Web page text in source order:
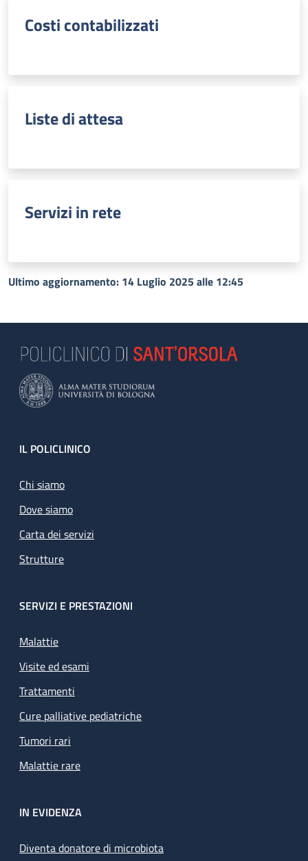
Costi contabilizzati
Liste di attesa
Servizi in rete
Ultimo aggiornamento: 14 Luglio 2025 alle 12:45
Footer
IL POLICLINICO
Chi siamo
Dove siamo
Carta dei servizi
Strutture
SERVIZI E PRESTAZIONI
Malattie
Visite ed esami
Trattamenti
Cure palliative pediatriche
Tumori rari
Malattie rare
IN EVIDENZA
Diventa donatore di microbiota